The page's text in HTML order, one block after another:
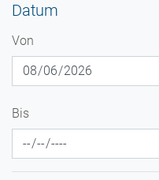
Datum
Von
Bis